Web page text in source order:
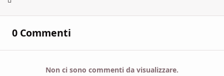
0 Commenti
Non ci sono commenti da visualizzare.